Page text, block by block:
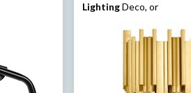
LightingDeco, or